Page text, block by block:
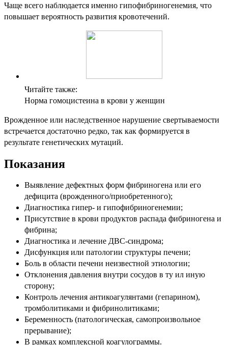
Чаще всего наблюдается именно гипофибриногенемия, что
повышает вероятность развития кровотечений.
Читайте также:
Норма гомоцистеина в крови у женщин
Врожденное или наследственное нарушение свертываемости
встречается достаточно редко, так как формируется в
результате генетических мутаций.
Показания
Выявление дефектных форм фибриногена или его
дефицита (врожденного/приобретенного);
Диагностика гипер- и гипофибриногенемии;
Присутствие в крови продуктов распада фибриногена и
фибрина;
Диагностика и лечение ДВС-синдрома;
Дисфункция или патологии структуры печени;
Боль в области печени неизвестной этиологии;
Отклонения давления внутри сосудов в ту ил иную
сторону;
Контроль лечения антикоагулянтами (гепарином),
тромболитиками и фибринолитиками;
Беременность (патологическая, самопроизвольное
прерывание);
В рамках комплексной коагулограммы.